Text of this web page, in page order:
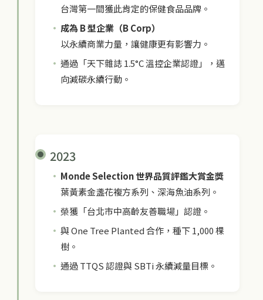
台灣第一間獲此肯定的保健食品品牌。
成為 B 型企業（B Corp）
以永續商業力量，讓健康更有影響力。
通過「天下雜誌 1.5°C 溫控企業認證」，邁
向減碳永續行動。
2023
Monde Selection 世界品質評鑑大賞金獎
葉黃素金盞花複方系列、深海魚油系列。
榮獲「台北市中高齡友善職場」認證。
與 One Tree Planted 合作，種下 1,000 棵
樹。
通過 TTQS 認證與 SBTi 永續減量目標。